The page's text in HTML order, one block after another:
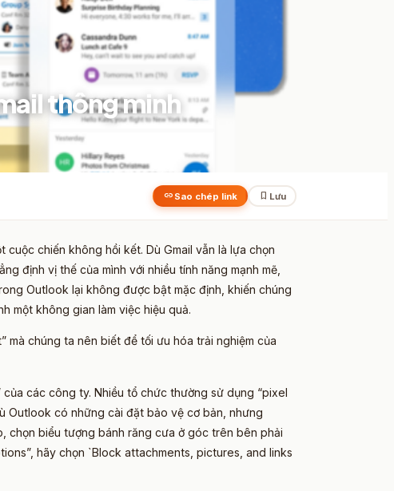
thông minh
link Sao chép link bookmark Lưu
chiến không hồi kết. Dù Gmail vẫn là lựa chọn
định vị thế của mình với nhiều tính năng mạnh mẽ,
Outlook lại không được bật mặc định, khiến chúng
một không gian làm việc hiệu quả.
mà chúng ta nên biết để tối ưu hóa trải nghiệm của
các công ty. Nhiều tổ chức thường sử dụng “pixel
Outlook có những cài đặt bảo vệ cơ bản, nhưng
chọn biểu tượng bánh răng cưa ở góc trên bên phải
hãy chọn `Block attachments, pictures, and links